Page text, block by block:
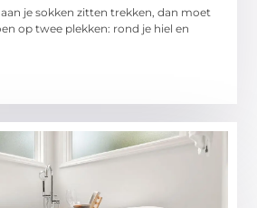
je sokken zitten trekken, dan moet
op twee plekken: rond je hiel en